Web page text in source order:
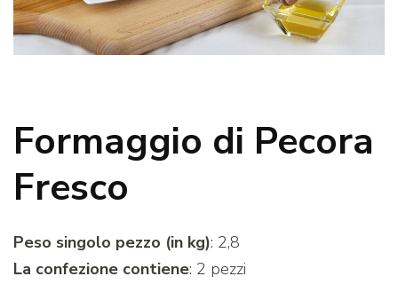
Formaggio di Pecora
Fresco
Peso singolo pezzo (in kg): 2,8
La confezione contiene: 2 pezzi